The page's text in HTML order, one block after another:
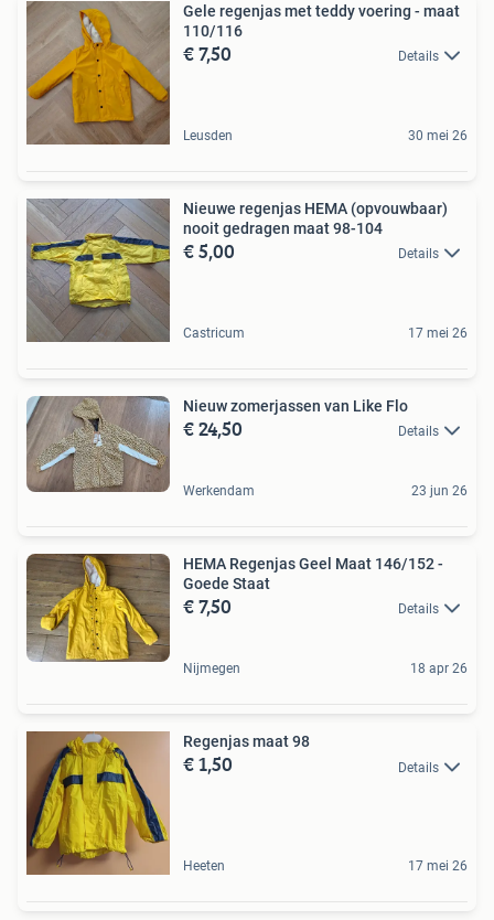
Gele regenjas met teddy voering - maat
110/116
€ 7,50 Details
Leusden 30 mei 26
Nieuwe regenjas HEMA (opvouwbaar)
nooit gedragen maat 98-104
€ 5,00 Details
Castricum 17 mei 26
Nieuw zomerjassen van Like Flo
€ 24,50 Details
Werkendam 23 jun 26
HEMA Regenjas Geel Maat 146/152 -
Goede Staat
€ 7,50 Details
Nijmegen 18 apr 26
Regenjas maat 98
€ 1,50 Details
Heeten 17 mei 26